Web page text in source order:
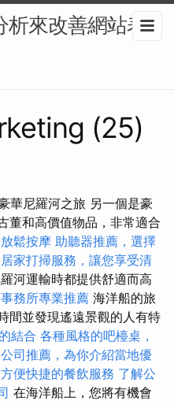
析來改善網站表
(25)
華尼羅河之旅 另一個是豪
董和高價值物品，非常適合
鬆按摩 助聽器推薦，選擇
居家打掃服務，讓您享受清
河運輸時都提供舒適而高
務所專業推薦 海洋船的旅
間並發現遙遠景觀的人有特
結合 各種風格的吧檯桌，
司推薦，為你介紹當地優
便快捷的餐飲服務 了解公
在海洋船上，您將有機會